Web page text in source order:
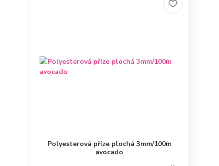
Polyesterová příze plochá 3mm/100m
avocado